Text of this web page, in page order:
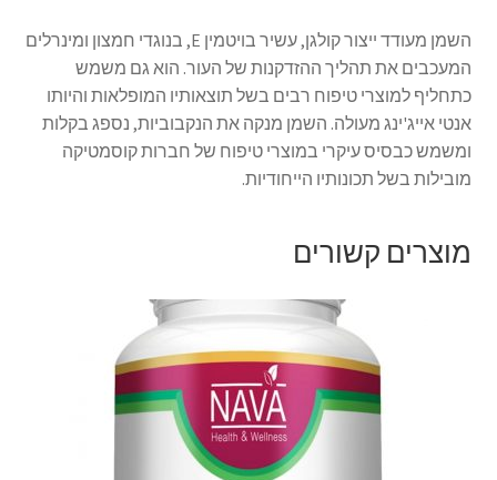
השמן מעודד ייצור קולגן, עשיר בויטמין E, בנוגדי חמצון ומינרלים
המעכבים את תהליך ההזדקנות של העור. הוא גם משמש
כתחליף למוצרי טיפוח רבים בשל תוצאותיו המופלאות והיותו
אנטי אייג'ינג מעולה. השמן מנקה את הנקבוביות, נספג בקלות
ומשמש כבסיס עיקרי במוצרי טיפוח של חברות קוסמטיקה
מובילות בשל תכונותיו הייחודיות.
מוצרים קשורים